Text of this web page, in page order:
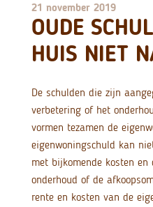
21 november 2019
OUDE
HUIS NIET
De schulden die zijn
verbetering of het
vormen tezamen de
eigenwoningschuld kan
met bijkomende kosten
onderhoud of de
rente en kosten van de